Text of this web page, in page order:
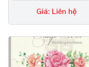
Giá: Liên hệ